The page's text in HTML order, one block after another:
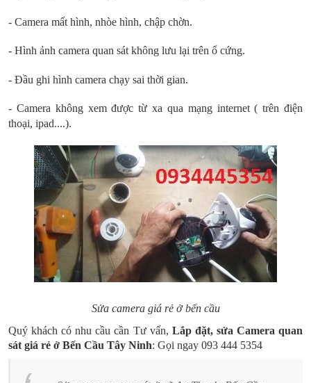
- Camera mất hình, nhòe hình, chập chờn.
- Hình ảnh camera quan sát không lưu lại trên ổ cứng.
- Đầu ghi hình camera chạy sai thời gian.
- Camera không xem được từ xa qua mạng internet ( trên điện
thoại, ipad....).
Sửa camera giá rẻ ở bến cầu
Quý khách có nhu cầu cần Tư vấn, Lắp đặt, sửa Camera quan
sát giá rẻ ở Bến Cầu Tây Ninh: Gọi ngay 093 444 5354